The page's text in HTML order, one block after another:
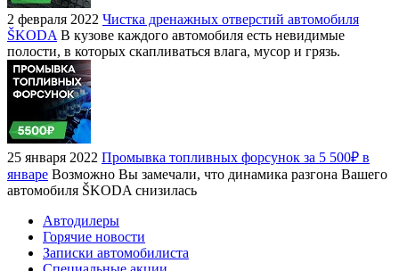
2 февраля 2022 Чистка дренажных отверстий автомобиля
ŠKODA В кузове каждого автомобиля есть невидимые
полости, в которых скапливаться влага, мусор и грязь.
25 января 2022 Промывка топливных форсунок за 5 500₽ в
январе Возможно Вы замечали, что динамика разгона Вашего
автомобиля ŠKODA снизилась
Автодилеры
Горячие новости
Записки автомобилиста